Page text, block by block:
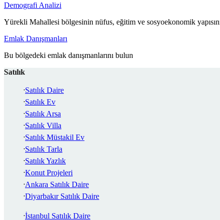
Demografi Analizi
Yürekli Mahallesi bölgesinin nüfus, eğitim ve sosyoekonomik
Emlak Danışmanları
Bu bölgedeki emlak danışmanlarını bulun
Satılık
Satılık Daire
Satılık Ev
Satılık Arsa
Satılık Villa
Satılık Müstakil Ev
Satılık Tarla
Satılık Yazlık
Konut Projeleri
Ankara Satılık Daire
Diyarbakır Satılık Daire
İstanbul Satılık Daire